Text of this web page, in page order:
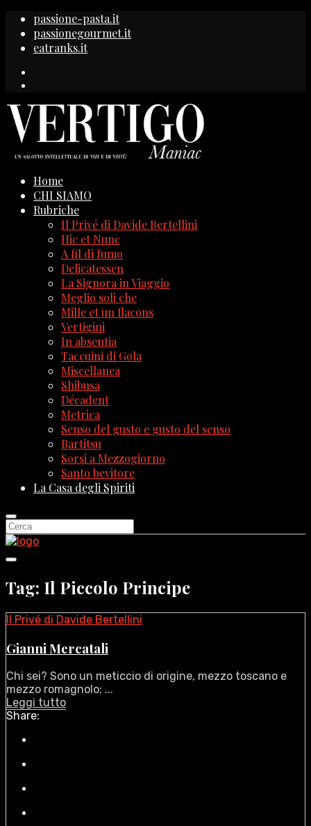
passione-pasta.it
passionegourmet.it
eatranks.it
Home
CHI SIAMO
Rubriche
Il Privé di Davide Bertellini
Hic et Nunc
A fil di fumo
Delicatessen
La Signora in Viaggio
Meglio soli che
Mille et un flacons
Vertigini
In absentia
Taccuini di Gola
Miscellanea
Shibusa
Décadent
Metrica
Senso del gusto e gusto del senso
Bartitsu
Sorsi a Mezzogiorno
Santo bevitore
La Casa degli Spiriti
Tag: Il Piccolo Principe
Il Privé di Davide Bertellini
Gianni Mercatali
Chi sei? Sono un meticcio di origine, mezzo toscano e
mezzo romagnolo; ...
Leggi tutto
Share: